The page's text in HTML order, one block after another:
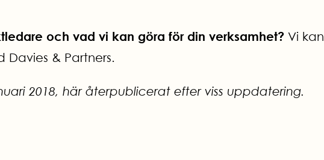
och vad vi kan göra för din verksamhet? Vi kan
& Partners.
2018, här återpublicerat efter viss uppdatering.